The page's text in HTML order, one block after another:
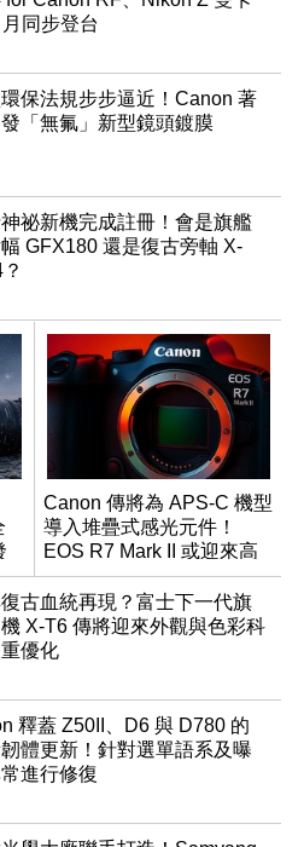
同步登台
保法規步步逼近！Canon 著
「無氟」新型鏡頭鍍膜
祕新機完成註冊！會是旗艦
GFX180 還是復古旁軸 X-
Canon 傳將為 APS-C 機型
導入堆疊式感光元件！
EOS R7 Mark II 或迎來高
速讀出升級
古血統再現？富士下一代旗
X-T6 傳將迎來外觀與色彩科
優化
釋蓋 Z50II、D6 與 D780 的
體更新！針對選單語系及曝
進行修復